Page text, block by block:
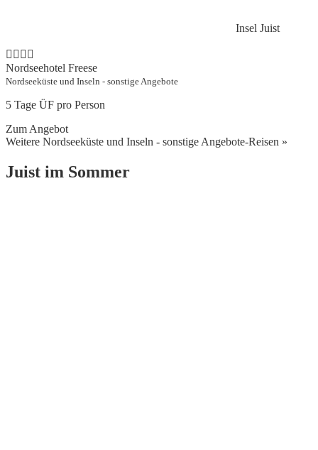
Insel Juist
Nordseehotel Freese
Nordseeküste und Inseln - sonstige Angebote
5 Tage ÜF pro Person
Zum Angebot
Weitere Nordseeküste und Inseln - sonstige Angebote-Reisen »
Juist im Sommer